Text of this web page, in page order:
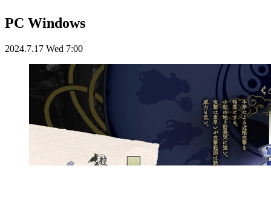
PC Windows
2024.7.17 Wed 7:00